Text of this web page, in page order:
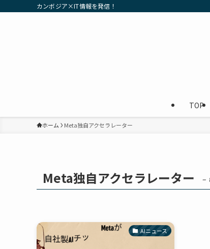
カンボジア×IT情報を発信！
TOP
ホーム Meta独自アクセラレーター
Meta独自アクセラレーター –
AIニュース